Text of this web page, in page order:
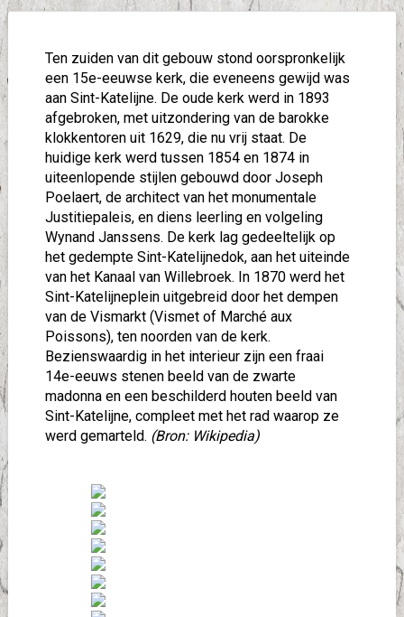
Ten zuiden van dit gebouw stond oorspronkelijk
een 15e-eeuwse kerk, die eveneens gewijd was
aan Sint-Katelijne. De oude kerk werd in 1893
afgebroken, met uitzondering van de barokke
klokkentoren uit 1629, die nu vrij staat. De
huidige kerk werd tussen 1854 en 1874 in
uiteenlopende stijlen gebouwd door Joseph
Poelaert, de architect van het monumentale
Justitiepaleis, en diens leerling en volgeling
Wynand Janssens. De kerk lag gedeeltelijk op
het gedempte Sint-Katelijnedok, aan het uiteinde
van het Kanaal van Willebroek. In 1870 werd het
Sint-Katelijneplein uitgebreid door het dempen
van de Vismarkt (Vismet of Marché aux
Poissons), ten noorden van de kerk.
Bezienswaardig in het interieur zijn een fraai
14e-eeuws stenen beeld van de zwarte
madonna en een beschilderd houten beeld van
Sint-Katelijne, compleet met het rad waarop ze
werd gemarteld. (Bron: Wikipedia)